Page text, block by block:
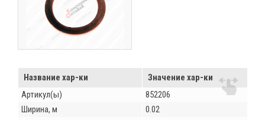
Название хар-ки
Значение хар-ки
Артикул(ы)
852206
Ширина, м
0.02